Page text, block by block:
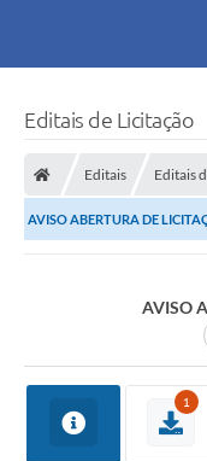
Editais de Licitação
Editais Editais
AVISO ABERTURA DE
AVISO
1